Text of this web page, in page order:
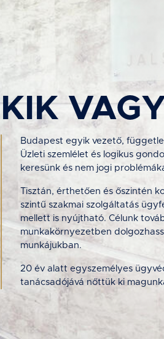
KIK
Budapest egyik vezető,
Üzleti szemlélet és logikus
keresünk és nem jogi
Tisztán, érthetően és őszintén
szintű szakmai szolgáltatás
mellett is nyújtható. Célunk
munkakörnyezetben
munkájukban.
20 év alatt egyszemélyes
tanácsadójává nőttük ki